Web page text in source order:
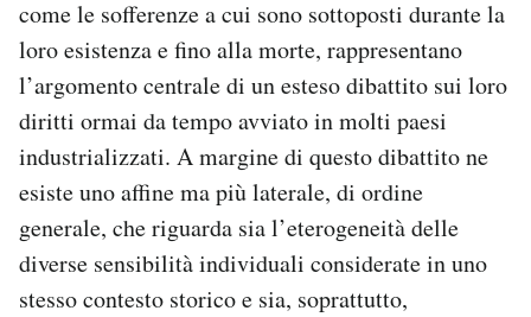
come le sofferenze a cui sono sottoposti durante la
loro esistenza e fino alla morte, rappresentano
l’argomento centrale di un esteso dibattito sui loro
diritti ormai da tempo avviato in molti paesi
industrializzati. A margine di questo dibattito ne
esiste uno affine ma più laterale, di ordine
generale, che riguarda sia l’eterogeneità delle
diverse sensibilità individuali considerate in uno
stesso contesto storico e sia, soprattutto,